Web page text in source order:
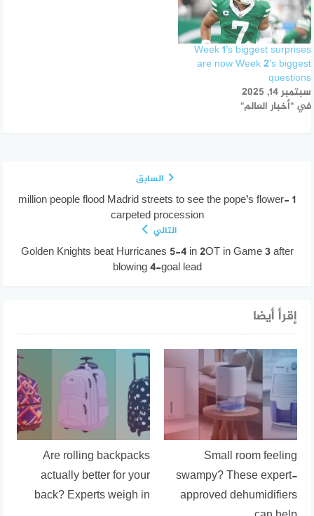
Week 1’s biggest surprises
are now Week 2’s biggest
questions
سبتمبر 14, 2025
في "أخبار العالم"
السابق
1 million people flood Madrid streets to see the pope’s flower-
carpeted procession
التالي
Golden Knights beat Hurricanes 5-4 in 2OT in Game 3 after
blowing 4-goal lead
إقرأ أيضا
Small room feeling
swampy? These expert-
approved dehumidifiers
Are rolling backpacks
actually better for your
back? Experts weigh in